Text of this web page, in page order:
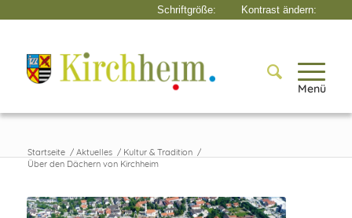
Menü
Startseite / Aktuelles / Kultur & Tradition /
Über den Dächern von Kirchheim